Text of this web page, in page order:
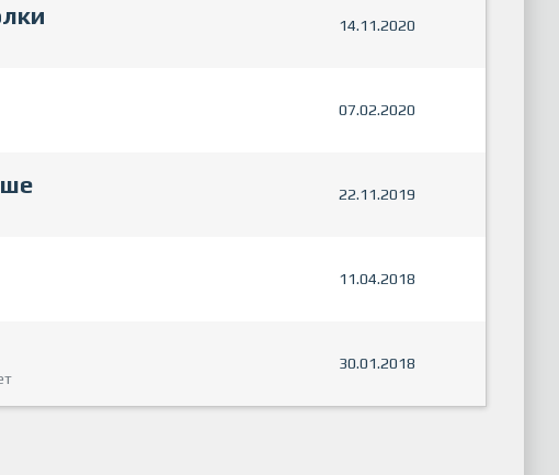
14.11.2020
07.02.2020
22.11.2019
11.04.2018
30.01.2018